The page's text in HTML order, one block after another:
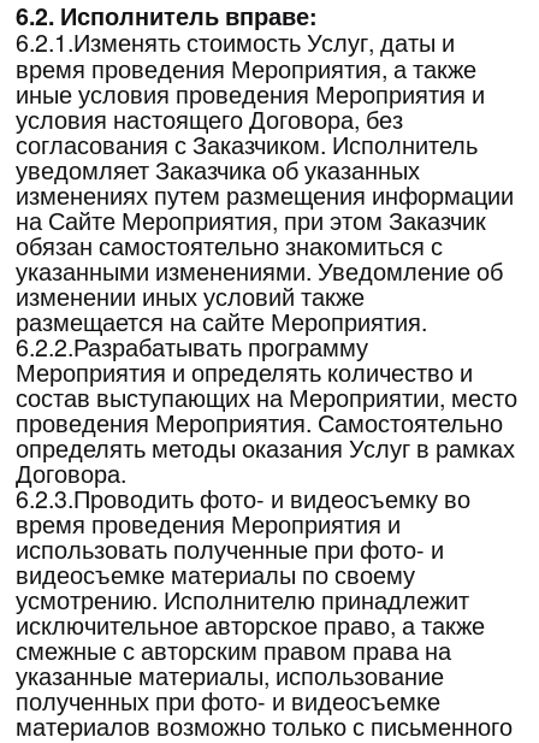
посредством e-mail на электронную почту:
AAMuradyan@synergy.ru.
7.1.8.Письменно путем направления в адрес
Исполнителя соответствующего заявления,
оформленного надлежащим образом,
уведомить Исполнителя об отказе от участия
в Мероприятии. Во всех случаях отказа от
участия в Мероприятии Заказчик обязан
предоставить Исполнителю заявление в
письменной форме на бумажном носителе и
продублировать на электронную почту
AAMuradyan@synergy.ru. В случае
отсутствия такого заявления в оригинальном
формате, денежные средства Исполнителем
не возвращаются.
7.1.9.Приходить на Мероприятие
заблаговременно. Опоздавший Заказчик
может быть не допущен к участию в
Мероприятии до следующего перерыва, в
соответствии с программой Мероприятия.
Оплаченные денежные средства при этом
не возвращаются. Выполнять все условия
участия в Мероприятии, указанные в
настоящем Договоре, озвученные спикерами
во время проведения Мероприятия и иным
способом, указанные на сайте Мероприятия.
При нарушении условий участия в
Мероприятии Исполнитель не несет
ответственности за качество
предоставления Услуг.
7.1.10.Соблюдать порядок и дисциплину при
проведении Мероприятия. При нарушении
условий настоящего пункта Исполнитель
оставляет за собой право не допускать
Заказчика к участию в Мероприятии или
удалить Заказчика с площадки, на которой
проводится Мероприятие.
7.1.11.Заказчик соглашается с тем, что в
случае нарушения Заказчиком пунктов
раздела 7 настоящего Договора,
Исполнитель имеет право не допускать